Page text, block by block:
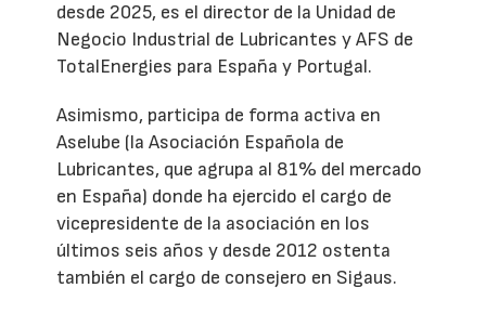
desde 2025, es el director de la Unidad de
Negocio Industrial de Lubricantes y AFS de
TotalEnergies para España y Portugal.
Asimismo, participa de forma activa en
Aselube (la Asociación Española de
Lubricantes, que agrupa al 81% del mercado
en España) donde ha ejercido el cargo de
vicepresidente de la asociación en los
últimos seis años y desde 2012 ostenta
también el cargo de consejero en Sigaus.